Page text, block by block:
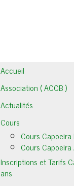
Accueil
Association ( ACCB )
Actualités
Cours
Cours
Cours
Inscriptions et Tarifs
ans